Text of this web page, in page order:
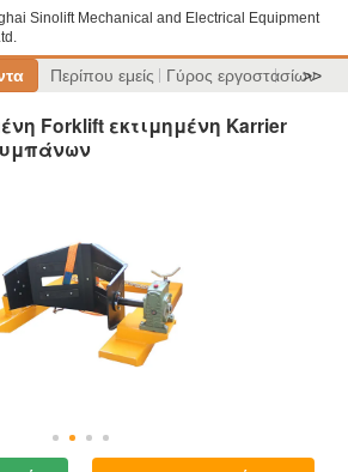
Sinolift Mechanical and Electrical Equipment
Περίπου εμείς Γύρος εργοστασίων
>>
Forklift εκτιμημένη Karrier